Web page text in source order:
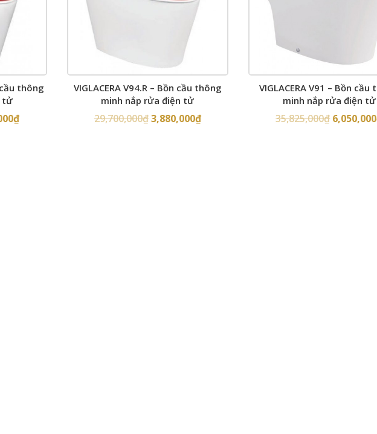
cầu thông
tử
₫
VIGLACERA V94.R – Bồn cầu thông
minh nắp rửa điện tử
29,700,000₫3,880,000₫
VIGLACERA V91 – Bồn cầu
minh nắp rửa điện tử
35,825,000₫ 6,050,000